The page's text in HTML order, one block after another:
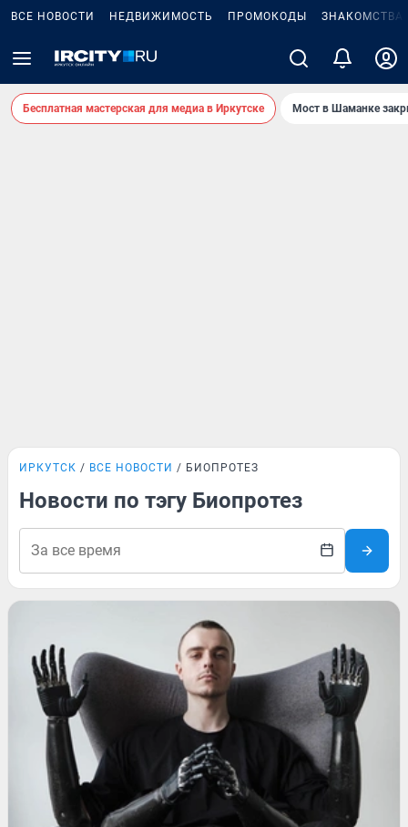
ВСЕ НОВОСТИ НЕДВИЖИМОСТЬ ПРОМОКОДЫ ЗНАКОМСТВА
Бесплатная мастерская для медиа в Иркутске Мост в Шаманке
ИРКУТСК ВСЕ НОВОСТИ БИОПРОТЕЗ
Новости по тэгу Биопротез